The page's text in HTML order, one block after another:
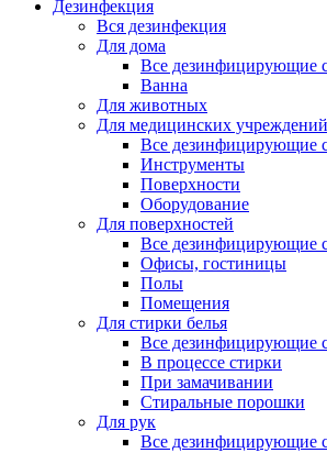
Дезинфекция
Вся дезинфекция
Для дома
Все дезинфицирующие
Ванна
Для животных
Для медицинских учреждений
Все дезинфицирующие
Инструменты
Поверхности
Оборудование
Для поверхностей
Все дезинфицирующие
Офисы, гостиницы
Полы
Помещения
Для стирки белья
Все дезинфицирующие
В процессе стирки
При замачивании
Стиральные порошки
Для рук
Все дезинфицирующие